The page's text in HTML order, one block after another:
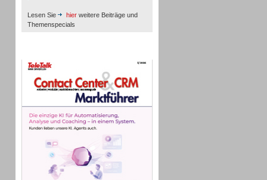
Lesen Sie hier weitere Beiträge und
Themenspecials